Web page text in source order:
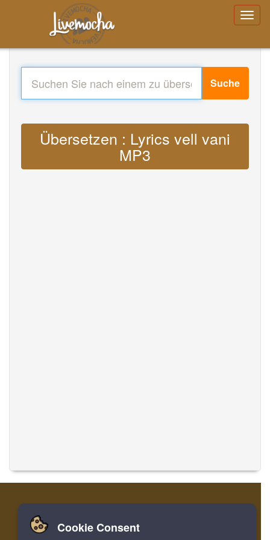
Suche
Übersetzen : Lyrics vell vani
MP3
Zuhause Einloggen
Cookie Consent